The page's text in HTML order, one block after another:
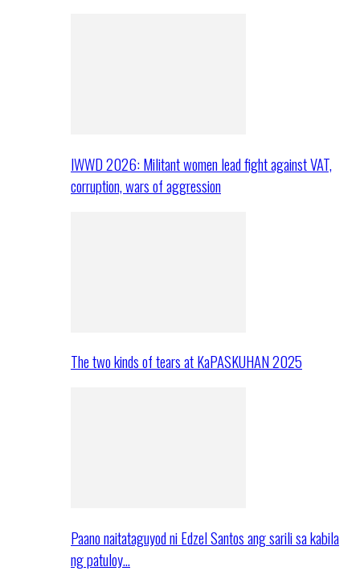
IWWD 2026: Militant women lead fight against VAT,
corruption, wars of aggression
The two kinds of tears at KaPASKUHAN 2025
Paano naitataguyod ni Edzel Santos ang sarili sa kabila
ng patuloy…